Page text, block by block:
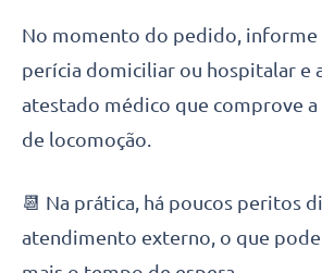
No momento do pedido, informe
perícia domiciliar ou hospitalar e
atestado médico que comprove
de locomoção.
📆 Na prática, há poucos peritos
atendimento externo, o que